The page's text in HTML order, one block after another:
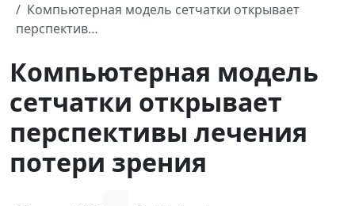
Компьютерная модель сетчатки открывает
перспектив…
Компьютерная модель
сетчатки открывает
перспективы лечения
потери зрения